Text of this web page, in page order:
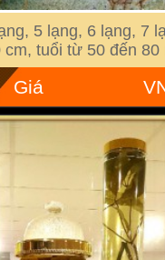
5 lạng, 6 lạng, 7
cm, tuổi từ 50 đến 80
Giá